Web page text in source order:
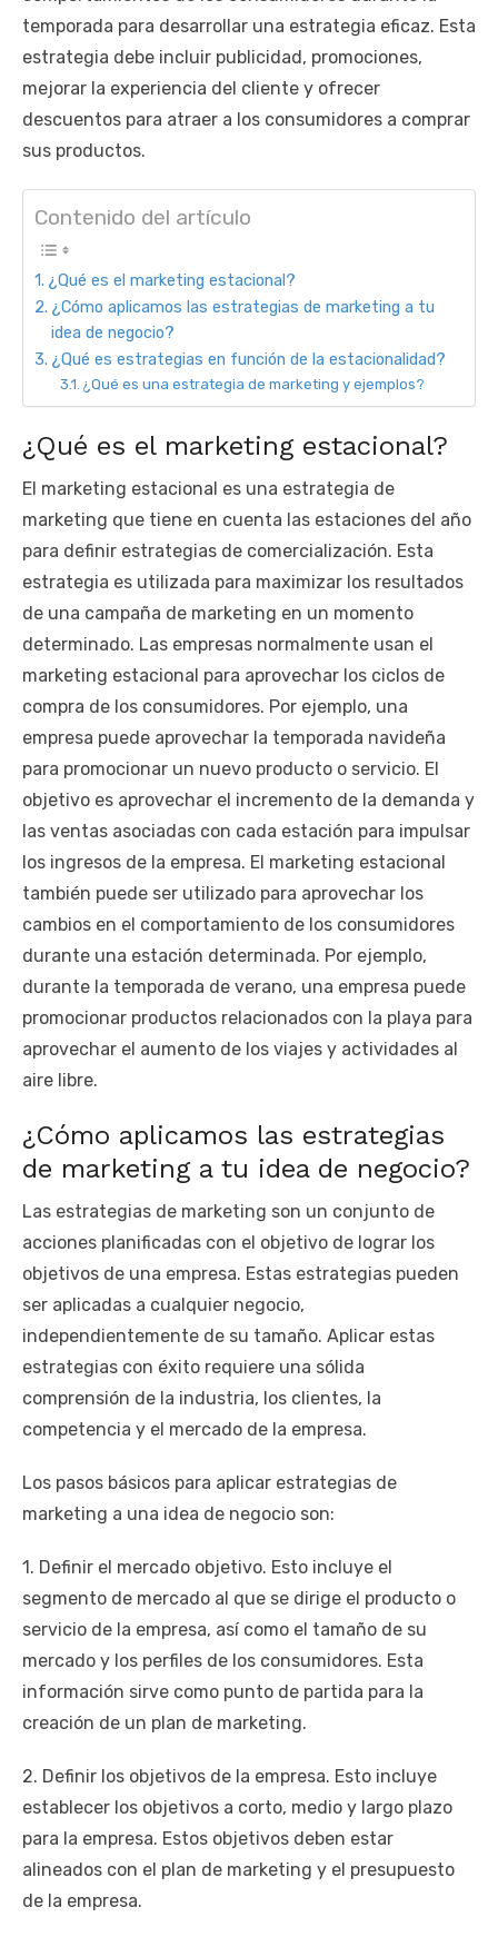
temporada para desarrollar una estrategia eficaz. Esta
estrategia debe incluir publicidad, promociones,
mejorar la experiencia del cliente y ofrecer
descuentos para atraer a los consumidores a comprar
sus productos.
Contenido del artículo
¿Qué es el marketing estacional?
¿Cómo aplicamos las estrategias de marketing a tu
idea de negocio?
¿Qué es estrategias en función de la estacionalidad?
¿Qué es una estrategia de marketing y ejemplos?
¿Qué es el marketing estacional?
El marketing estacional es una estrategia de
marketing que tiene en cuenta las estaciones del año
para definir estrategias de comercialización. Esta
estrategia es utilizada para maximizar los resultados
de una campaña de marketing en un momento
determinado. Las empresas normalmente usan el
marketing estacional para aprovechar los ciclos de
compra de los consumidores. Por ejemplo, una
empresa puede aprovechar la temporada navideña
para promocionar un nuevo producto o servicio. El
objetivo es aprovechar el incremento de la demanda y
las ventas asociadas con cada estación para impulsar
los ingresos de la empresa. El marketing estacional
también puede ser utilizado para aprovechar los
cambios en el comportamiento de los consumidores
durante una estación determinada. Por ejemplo,
durante la temporada de verano, una empresa puede
promocionar productos relacionados con la playa para
aprovechar el aumento de los viajes y actividades al
aire libre.
¿Cómo aplicamos las estrategias
de marketing a tu idea de negocio?
Las estrategias de marketing son un conjunto de
acciones planificadas con el objetivo de lograr los
objetivos de una empresa. Estas estrategias pueden
ser aplicadas a cualquier negocio,
independientemente de su tamaño. Aplicar estas
estrategias con éxito requiere una sólida
comprensión de la industria, los clientes, la
competencia y el mercado de la empresa.
Los pasos básicos para aplicar estrategias de
marketing a una idea de negocio son:
1. Definir el mercado objetivo. Esto incluye el
segmento de mercado al que se dirige el producto o
servicio de la empresa, así como el tamaño de su
mercado y los perfiles de los consumidores. Esta
información sirve como punto de partida para la
creación de un plan de marketing.
2. Definir los objetivos de la empresa. Esto incluye
establecer los objetivos a corto, medio y largo plazo
para la empresa. Estos objetivos deben estar
alineados con el plan de marketing y el presupuesto
de la empresa.